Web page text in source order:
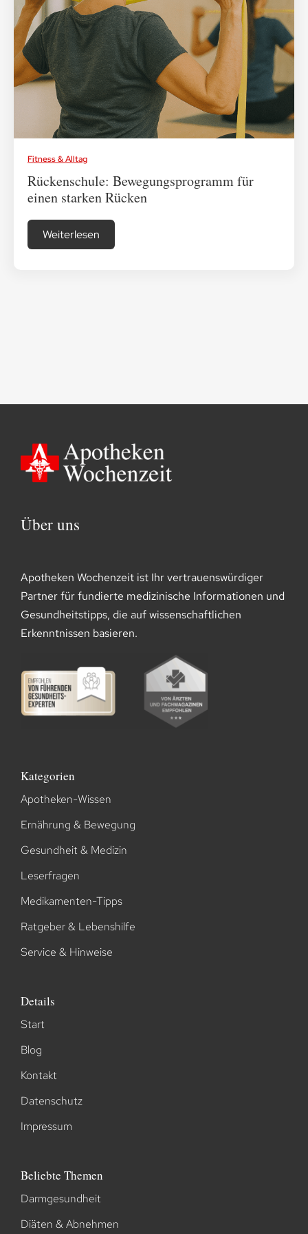
Medikamenten-Tipps
Ratgeber & Lebenshilfe
Fitness & Alltag
Rückenschule: Bewegungsprogramm für
einen starken Rücken
Weiterlesen
Über uns
Apotheken Wochenzeit ist Ihr vertrauenswürdiger
Partner für fundierte medizinische Informationen und
Gesundheitstipps, die auf wissenschaftlichen
Erkenntnissen basieren.
Kategorien
Apotheken-Wissen
Ernährung & Bewegung
Gesundheit & Medizin
Leserfragen
Medikamenten-Tipps
Ratgeber & Lebenshilfe
Service & Hinweise
Details
Start
Blog
Kontakt
Datenschutz
Impressum
Beliebte Themen
Darmgesundheit
Diäten & Abnehmen